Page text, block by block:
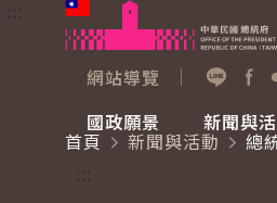
跳到主要內容
網站導覽
國政願景 新聞與
首頁
新聞與活動
總